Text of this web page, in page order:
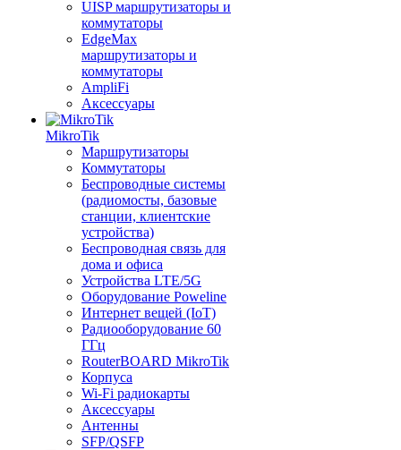
UISP маршрутизаторы и
коммутаторы
EdgeMax
маршрутизаторы и
коммутаторы
AmpliFi
Аксессуары
MikroTik
Маршрутизаторы
Коммутаторы
Беспроводные системы
(радиомосты, базовые
станции, клиентские
устройства)
Беспроводная связь для
дома и офиса
Устройства LTE/5G
Оборудование Poweline
Интернет вещей (IoT)
Радиооборудование 60
ГГц
RouterBOARD MikroTik
Корпуса
Wi-Fi радиокарты
Аксессуары
Антенны
SFP/QSFP